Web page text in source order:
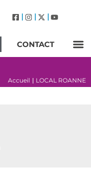
CONTACT
Accueil LOCAL ROANNE